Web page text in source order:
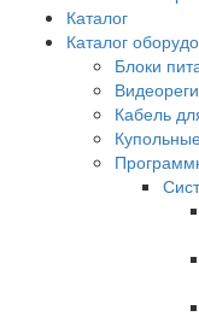
Каталог
Каталог
Блоки
Кабель